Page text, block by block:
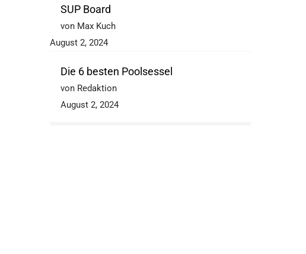
SUP Board
von Max Kuch
August 2, 2024
Die 6 besten Poolsessel
von Redaktion
August 2, 2024